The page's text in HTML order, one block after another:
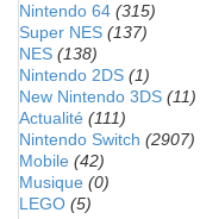
Nintendo 64 (315)
Super NES (137)
NES (138)
Nintendo 2DS (1)
New Nintendo 3DS (11)
Actualité (111)
Nintendo Switch (2907)
Mobile (42)
Musique (0)
LEGO (5)